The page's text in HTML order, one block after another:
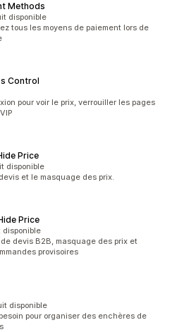
Methods
disponible
tous les moyens de paiement lors de
Control
pour voir le prix, verrouiller les pages
Price
disponible
et le masquage des prix.
Price
disponible
devis B2B, masquage des prix et
provisoires
disponible
pour organiser des enchères de